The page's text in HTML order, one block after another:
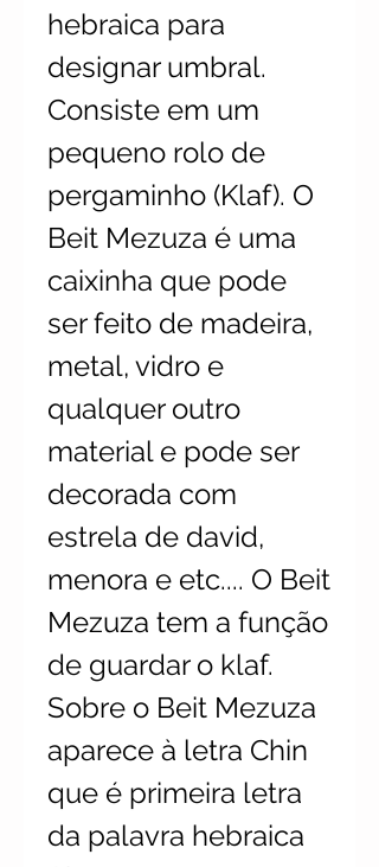
hebraica para
designar umbral.
Consiste em um
pequeno rolo de
pergaminho (Klaf). O
Beit Mezuza é uma
caixinha que pode
ser feito de madeira,
metal, vidro e
qualquer outro
material e pode ser
decorada com
estrela de david,
menora e etc.... O Beit
Mezuza tem a função
de guardar o klaf.
Sobre o Beit Mezuza
aparece à letra Chin
que é primeira letra
da palavra hebraica